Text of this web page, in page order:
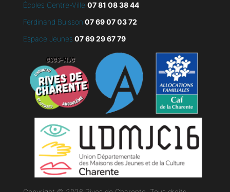
Écoles Centre-Ville 07 81 08 38 44
Ferdinand Buisson 0769 07 03 72
Espace Jeunes 07 69 29 67 79